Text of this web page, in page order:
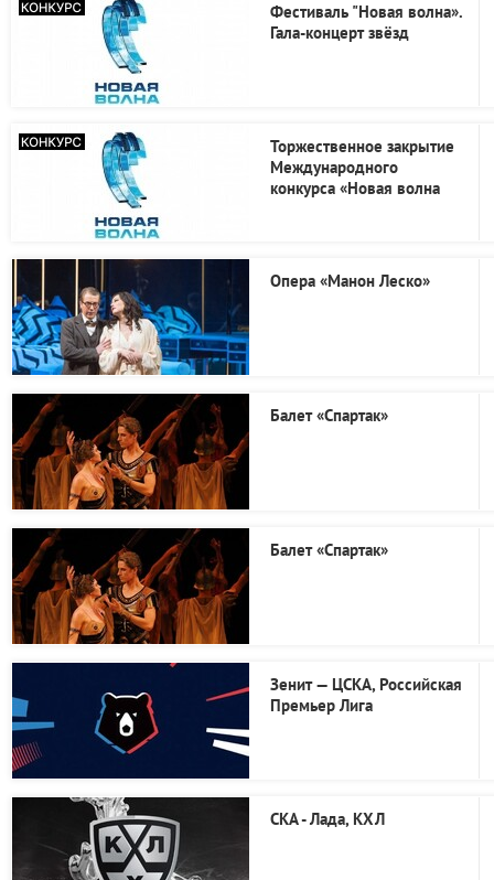
Фестиваль "Новая волна».
Гала-концерт звёзд
Торжественное закрытие
Международного
конкурса «Новая волна
Опера «Манон Леско»
Балет «Спартак»
Балет «Спартак»
Зенит — ЦСКА, Российская
Премьер Лига
СКА - Лада, КХЛ